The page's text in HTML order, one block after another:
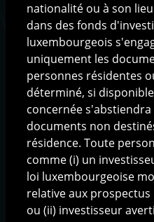
Méthodologie de
La philosophie
Le processus
Solutions
Fonds AIF
Fonds UCITS
Produits
Base documentaire
nationalité ou à son
dans des fonds
luxembourgeois
uniquement les
personnes résidentes
déterminé, si
concernée
documents non
résidence. Toute
comme (i) un
loi luxembourgeoise
relative aux
ou (ii) investisseur